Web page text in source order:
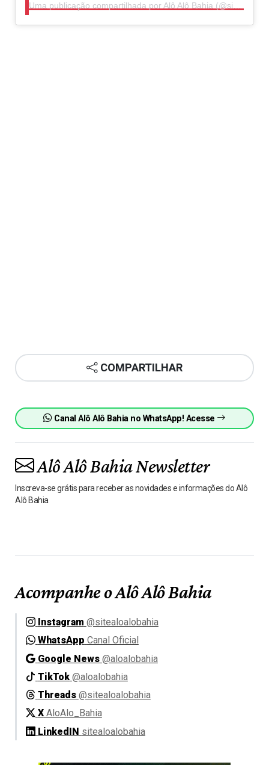
COMPARTILHAR
Canal Alô Alô Bahia no WhatsApp! Acesse
Alô Alô Bahia Newsletter
Inscreva-se grátis para receber as novidades e informações do Alô
Alô Bahia
Acompanhe o Alô Alô Bahia
Instagram @sitealoalobahia
WhatsApp Canal Oficial
Google News @aloalobahia
TikTok @aloalobahia
Threads @sitealoalobahia
X AloAlo_Bahia
LinkedIN sitealoalobahia